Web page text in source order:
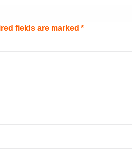
fields are marked *